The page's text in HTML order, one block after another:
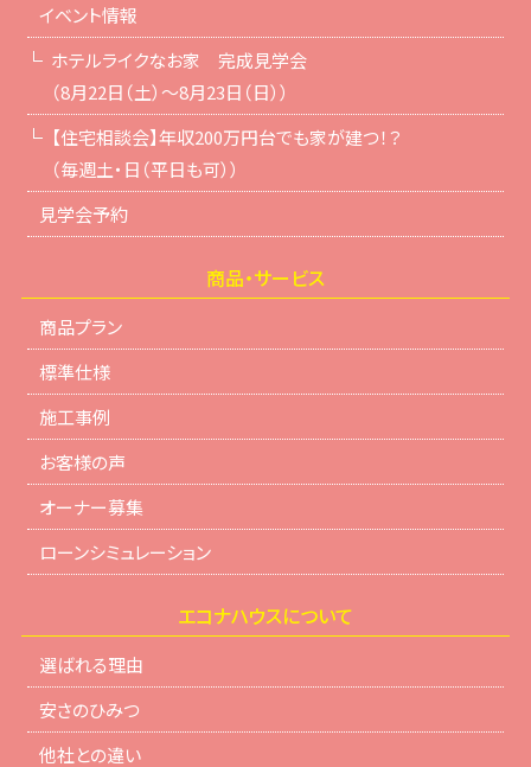
イベント情報
ホテルライクなお家 完成見学会
（8月22日（土）～8月23日（日））
【住宅相談会】年収200万円台でも家が建つ！？
（毎週土・日（平日も可））
見学会予約
商品・サービス
商品プラン
標準仕様
施工事例
お客様の声
オーナー募集
ローンシミュレーション
エコナハウスについて
選ばれる理由
安さのひみつ
他社との違い